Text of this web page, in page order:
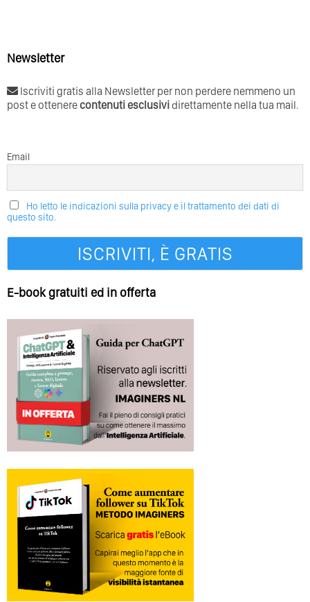
Newsletter
Iscriviti gratis alla Newsletter per non perdere nemmeno un
post e ottenerecontenuti esclusividirettamente nella tua mail.
Email
Ho letto le indicazioni sulla privacy e il trattamento dei dati di
questo sito.
E-book gratuiti ed in offerta